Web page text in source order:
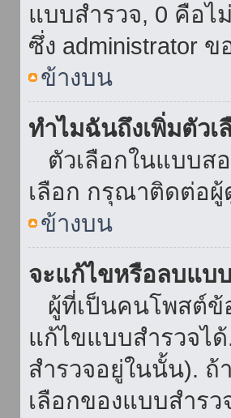
แบบสำรวจ, 0 คือไ
ซึ่ง administrator ข
ข้างบน
ทำไมฉันถึงเพิ่มตัว
ตัวเลือกในแบบส
เลือก กรุณาติดต่อ
ข้างบน
จะแก้ไขหรือลบแบ
ผู้ที่เป็นคนโพสต์ข้
แก้ไขแบบสำรวจไ
สำรวจอยู่ในนั้น).
เลือกของแบบสำร